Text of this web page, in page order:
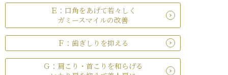
Ｅ：口角をあげて若々しく
ガミースマイルの改善
Ｆ：歯ぎしりを抑える
Ｇ：肩こり・首こりを和らげる